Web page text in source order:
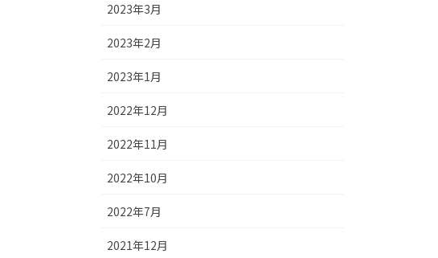
2023年3月
2023年2月
2023年1月
2022年12月
2022年11月
2022年10月
2022年7月
2021年12月